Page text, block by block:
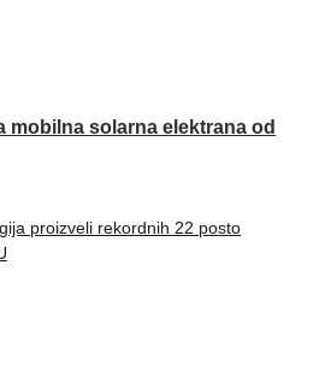
mobilna solarna elektrana od